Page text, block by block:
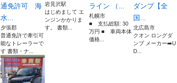
通免許可 海
水...
夕張郡
普通免許で牽引可
能なトレーラーで
す 書類・ナ...
岩見沢駅
はじめまして エ
ンジンかかりま
す。 書類...
ライン （...
札幌市
■ 支払総額: 30
万円 ■ 車両本体
価格...
ダンプ【全
国...
北広島市
クオン ロングダ
ンプ メーカー➡️U
D...